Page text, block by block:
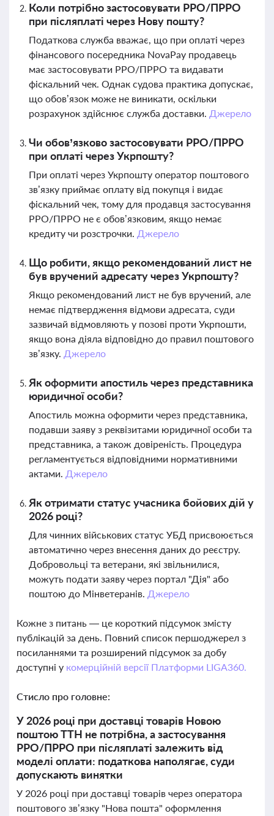
Коли потрібно застосовувати РРО/ПРРО
при післяплаті через Нову пошту?
Податкова служба вважає, що при оплаті через
фінансового посередника NovaPay продавець
має застосовувати РРО/ПРРО та видавати
фіскальний чек. Однак судова практика допускає,
що обов’язок може не виникати, оскільки
розрахунок здійснює служба доставки. Джерело
Чи обов’язково застосовувати РРО/ПРРО
при оплаті через Укрпошту?
При оплаті через Укрпошту оператор поштового
зв’язку приймає оплату від покупця і видає
фіскальний чек, тому для продавця застосування
РРО/ПРРО не є обов’язковим, якщо немає
кредиту чи розстрочки. Джерело
Що робити, якщо рекомендований лист не
був вручений адресату через Укрпошту?
Якщо рекомендований лист не був вручений, але
немає підтвердження відмови адресата, суди
зазвичай відмовляють у позові проти Укрпошти,
якщо вона діяла відповідно до правил поштового
зв’язку. Джерело
Як оформити апостиль через представника
юридичної особи?
Апостиль можна оформити через представника,
подавши заяву з реквізитами юридичної особи та
представника, а також довіреність. Процедура
регламентується відповідними нормативними
актами. Джерело
Як отримати статус учасника бойових дій у
2026 році?
Для чинних військових статус УБД присвоюється
автоматично через внесення даних до реєстру.
Добровольці та ветерани, які звільнилися,
можуть подати заяву через портал "Дія" або
поштою до Мінветеранів. Джерело
Кожне з питань — це короткий підсумок змісту
публікацій за день. Повний список першоджерел з
посиланнями та розширений підсумок за добу
доступні у комерційній версії Платформи LIGA360.
Стисло про головне:
У 2026 році при доставці товарів Новою
поштою ТТН не потрібна, а застосування
РРО/ПРРО при післяплаті залежить від
моделі оплати: податкова наполягає, суди
допускають винятки
У 2026 році при доставці товарів через оператора
поштового зв’язку "Нова пошта" оформлення